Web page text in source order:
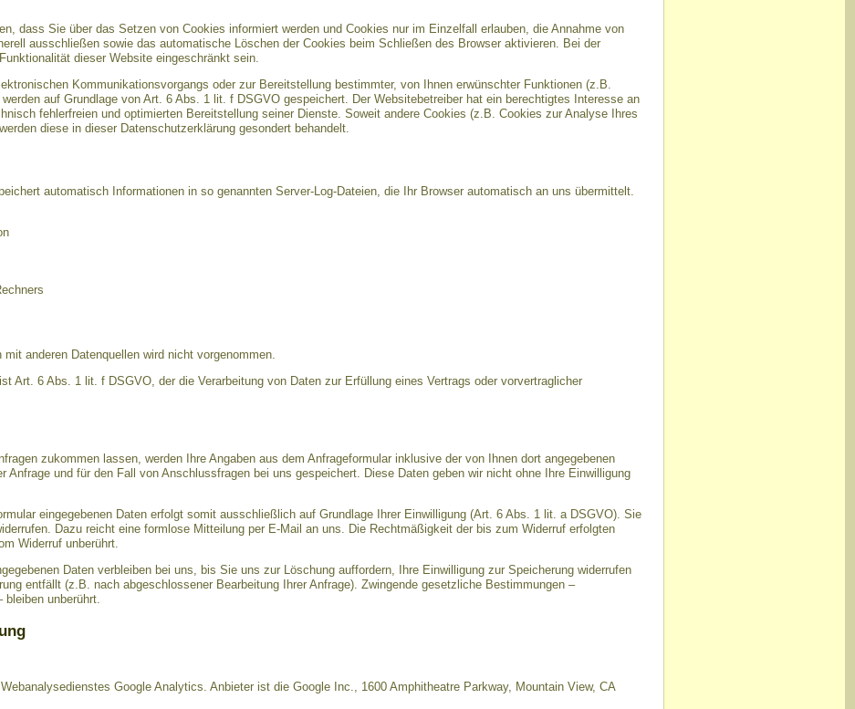
dass Sie über das Setzen von Cookies informiert werden und Cookies nur im Einzelfall erlauben, die Annahme von
ausschließen sowie das automatische Löschen der Cookies beim Schließen des Browser aktivieren. Bei der
dieser Website eingeschränkt sein.
Kommunikationsvorgangs oder zur Bereitstellung bestimmter, von Ihnen erwünschter Funktionen (z.B.
auf Grundlage von Art. 6 Abs. 1 lit. f DSGVO gespeichert. Der Websitebetreiber hat ein berechtigtes Interesse an
fehlerfreien und optimierten Bereitstellung seiner Dienste. Soweit andere Cookies (z.B. Cookies zur Analyse Ihres
diese in dieser Datenschutzerklärung gesondert behandelt.
automatisch Informationen in so genannten Server-Log-Dateien, die Ihr Browser automatisch an uns übermittelt.
anderen Datenquellen wird nicht vorgenommen.
Art. 6 Abs. 1 lit. f DSGVO, der die Verarbeitung von Daten zur Erfüllung eines Vertrags oder vorvertraglicher
zukommen lassen, werden Ihre Angaben aus dem Anfrageformular inklusive der von Ihnen dort angegebenen
Anfrage und für den Fall von Anschlussfragen bei uns gespeichert. Diese Daten geben wir nicht ohne Ihre Einwilligung
eingegebenen Daten erfolgt somit ausschließlich auf Grundlage Ihrer Einwilligung (Art. 6 Abs. 1 lit. a DSGVO). Sie
Dazu reicht eine formlose Mitteilung per E-Mail an uns. Die Rechtmäßigkeit der bis zum Widerruf erfolgten
Widerruf unberührt.
Daten verbleiben bei uns, bis Sie uns zur Löschung auffordern, Ihre Einwilligung zur Speicherung widerrufen
entfällt (z.B. nach abgeschlossener Bearbeitung Ihrer Anfrage). Zwingende gesetzliche Bestimmungen –
bleiben unberührt.
Google Analytics. Anbieter ist die Google Inc., 1600 Amphitheatre Parkway, Mountain View, CA